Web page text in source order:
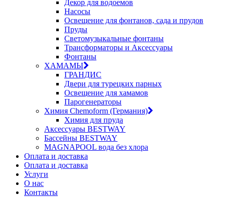
Декор для водоемов
Насосы
Освещение для фонтанов, сада и прудов
Пруды
Светомузыкальные фонтаны
Трансформаторы и Аксессуары
Фонтаны
ХАМАМЫ
ГРАНДИС
Двери для турецких парных
Освещение для хамамов
Парогенераторы
Химия Chemoform (Германия)
Химия для пруда
Аксессуары BESTWAY
Бассейны BESTWAY
MAGNAPOOL вода без хлора
Оплата и доставка
Оплата и доставка
Услуги
О нас
Контакты